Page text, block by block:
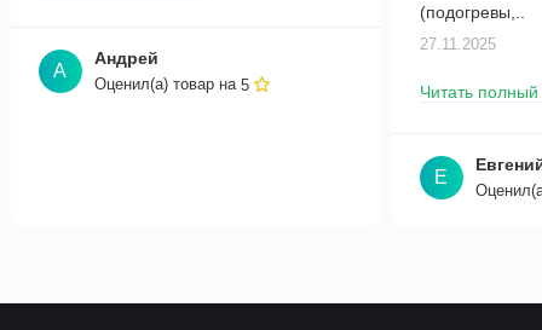
А
Андрей
Оценил(а) товар на5
(подогревы,..
27.11.2025
Читать полный
Е